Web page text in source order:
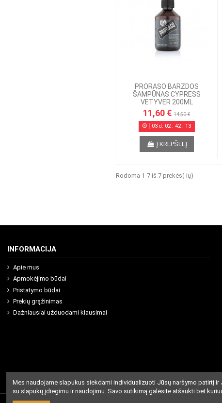
PRORASO BARZDOS
ŠAMPŪNAS CYPRESS
VETYVER 200ML
11,60 €14,50 €
03 d. 02:42: 13
Į KREPŠELĮ
Rodoma 1-7 iš 7 prekės(-ių)
INFORMACIJA
Apie mus
Apmokėjimo būdai
Pristatymo būdai
Prekių grąžinimas
Dažniausiai užduodami klausimai
Mes naudojame slapukus siekdami individualizuoti Jūsų naršymo patirtį
su slapukų įdiegimu ir naudojimu. Savo sutikimą galėsite atšaukti bet